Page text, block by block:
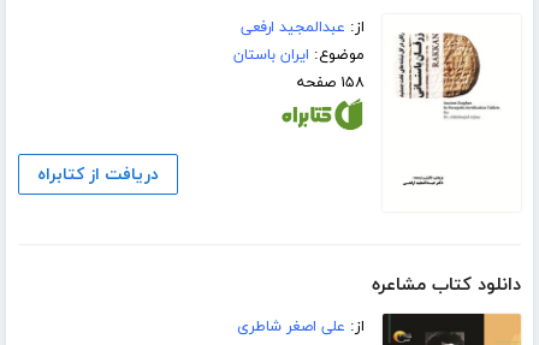
از: عبدالمجید ارفعی
موضوع: ایران باستان
۱۵۸ صفحه
دریافت از کتابراه
دانلود کتاب مشاعره
از: علی اصغر شاطری